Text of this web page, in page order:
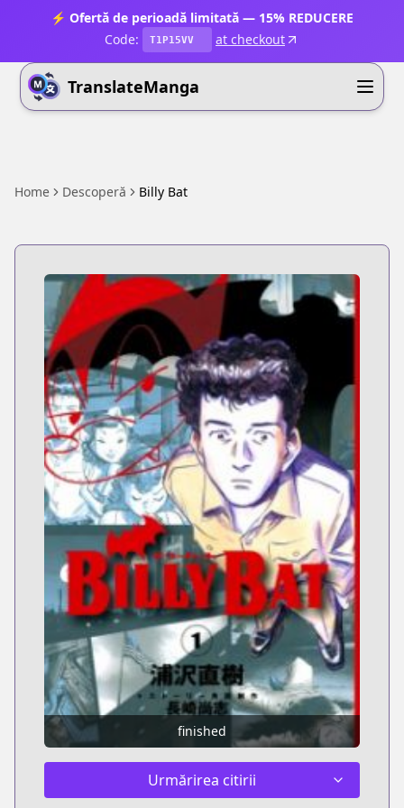
⚡ Ofertă de perioadă limitată — 15% REDUCERE
Code:
T1P15VV at checkout
TranslateManga
Home Descoperă Billy Bat
finished
Urmărirea citirii